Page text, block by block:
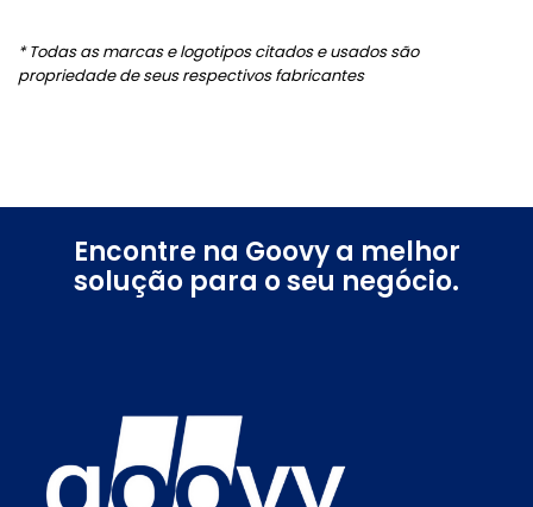
* Todas as marcas e logotipos citados e usados são
propriedade de seus respectivos fabricantes
Encontre na Goovy a melhor
solução para o seu negócio.